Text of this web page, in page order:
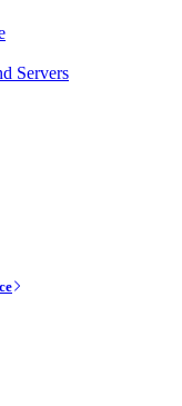
Servers